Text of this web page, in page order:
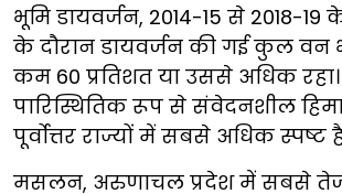
भूमि डायवर्जन, 2014-15 से 2018-
के दौरान डायवर्जन की गई कुल
कम 60 प्रतिशत या उससे अधिक रहा।
पारिस्थितिक रूप से संवेदनशील
पूर्वोत्तर राज्यों में सबसे अधिक स्पष्ट
मसलन, अरुणाचल प्रदेश में सबसे तेज